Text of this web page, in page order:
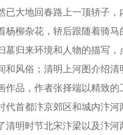
已大地回春路上一顶轿子，
杨柳杂花，轿后跟随着骑马
墓归来环境和人物的描写，
和风俗；清明上河图介绍清
作品，作者张择端以精致的
代首都汴京郊区和城内汴河
清明时节北宋汴梁以及汴河